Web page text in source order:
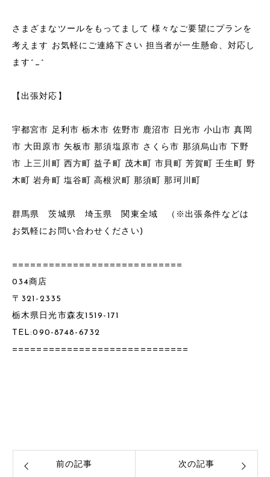
さまざまなツールをもってまして 様々なご要望にプランを
考えます お気軽にご連絡下さい 担当者が一生懸命、対応し
ます^_^
【出張対応】
宇都宮市 足利市 栃木市 佐野市 鹿沼市 日光市 小山市 真岡
市 大田原市 矢板市 那須塩原市 さくら市 那須烏山市 下野
市 上三川町 西方町 益子町 茂木町 市貝町 芳賀町 壬生町 野
木町 岩舟町 塩谷町 高根沢町 那須町 那珂川町
群馬県 茨城県 埼玉県 関東全域 （※出張条件などは
お気軽にお問い合わせください)
============================
034商店
〒321-2335
栃木県日光市森友1519-171
TEL:090-8748-6732
=============================
前の記事 次の記事